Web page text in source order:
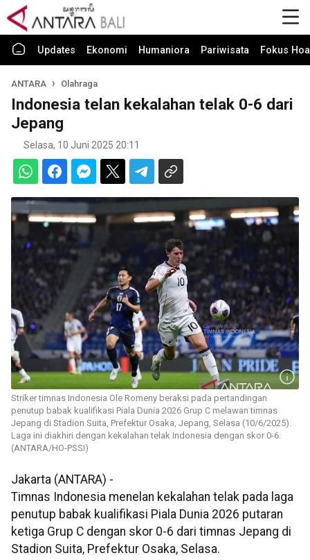
Updates Ekonomi Humaniora Pariwisata Fokus
ANTARA Olahraga
Indonesia telan kekalahan telak 0-6 dari
Jepang
Selasa, 10 Juni 2025 20:11
Striker timnas Indonesia Ole Romeny beraksi pada pertandingan
penutup babak kualifikasi Piala Dunia 2026 Grup C melawan timnas
Jepang di Stadion Suita, Prefektur Osaka, Jepang, Selasa (10/6/2025).
Laga ini diakhiri dengan kekalahan telak Indonesia dengan skor 0-6.
(ANTARA/HO-PSSI)
Jakarta (ANTARA) -
Timnas Indonesia menelan kekalahan telak pada laga
penutup babak kualifikasi Piala Dunia 2026 putaran
ketiga Grup C dengan skor 0-6 dari timnas Jepang di
Stadion Suita, Prefektur Osaka, Selasa.